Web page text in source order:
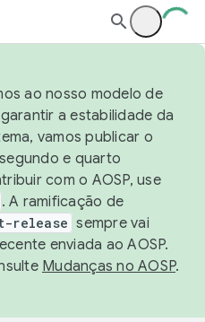
ao nosso modelo de
a estabilidade da
vamos publicar o
e quarto
com o AOSP, use
. A ramificação de
release sempre vai
enviada ao AOSP.
Mudanças no AOSP.